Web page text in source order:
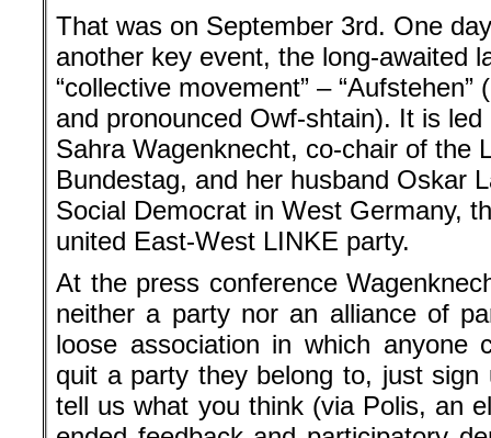
That was on September 3rd. One
another key event, the long-awaited
“collective movement” –
and pronounced Owf-shtain). It is
Sahra Wagenknecht, co-chair of the
Bundestag, and her husband Oskar
Social Democrat in West Germany,
united East-West LINKE party.
At the press conference
neither a party nor an alliance of
loose association in which anyone
quit a party they belong to, just
tell us what you think (via Polis, an